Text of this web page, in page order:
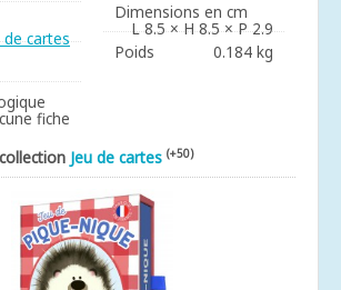
de cartes
fiche
Dimensions en cm
L 8.5 × H 8.5 × P 2.9
Poids
0.184 kg
Jeu de cartes (+50)